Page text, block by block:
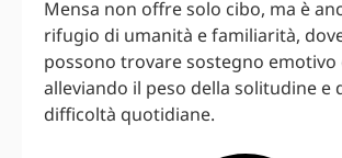
Mensa non offre solo cibo, ma è
rifugio di umanità e familiarità,
possono trovare sostegno emotivo
alleviando il peso della solitudine e
difficoltà quotidiane.